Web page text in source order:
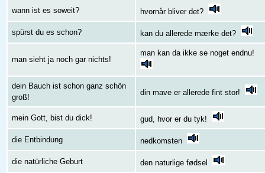
wann ist es soweit? hvornår bliver det?
spürst du es schon? kan du allerede mærke det?
man sieht ja noch gar nichts!
man kan da ikke se noget endnu!
dein Bauch ist schon ganz schön
groß!
din mave er allerede fint stor!
mein Gott, bist du dick! gud, hvor er du tyk!
die Entbindung nedkomsten
die natürliche Geburt den naturlige fødsel